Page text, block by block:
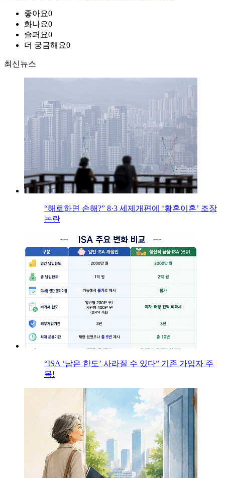
좋아요0
화나요0
슬퍼요0
더 궁금해요0
최신뉴스
“해로하면 손해?” 8·3 세제개편에 ‘황혼이혼’ 조장
논란
“ISA ‘남은 한도’ 사라질 수 있다” 기존 가입자 주
목!